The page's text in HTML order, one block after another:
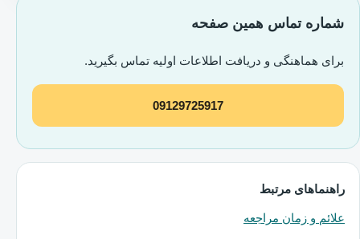
شماره تماس همین صفحه
برای هماهنگی و دریافت اطلاعات اولیه تماس بگیرید.
09129725917
راهنماهای مرتبط
علائم و زمان مراجعه